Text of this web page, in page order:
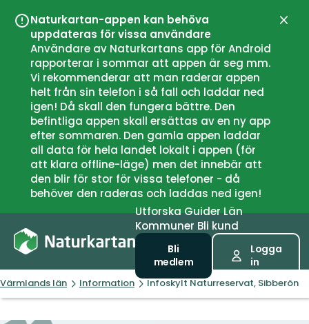
Naturkartan-appen kan behöva
uppdateras för vissa användare
Användare av Naturkartans app för Android
rapporterar i sommar att appen är seg mm.
Vi rekommenderar att man raderar appen
helt från sin telefon i så fall och laddar ned
igen! Då skall den fungera bättre. Den
befintliga appen skall ersättas av en ny app
efter sommaren. Den gamla appen laddar
all data för hela landet lokalt i appen (för
att klara offline-läge) men det innebär att
den blir för stor för vissa telefoner - då
behöver den raderas och laddas ned igen!
UtforskaGuiderLän
Kommuner Bli kund
Bli
medlem
Logga
in
Värmlands län Information Infoskylt Naturreservat, Sibberön